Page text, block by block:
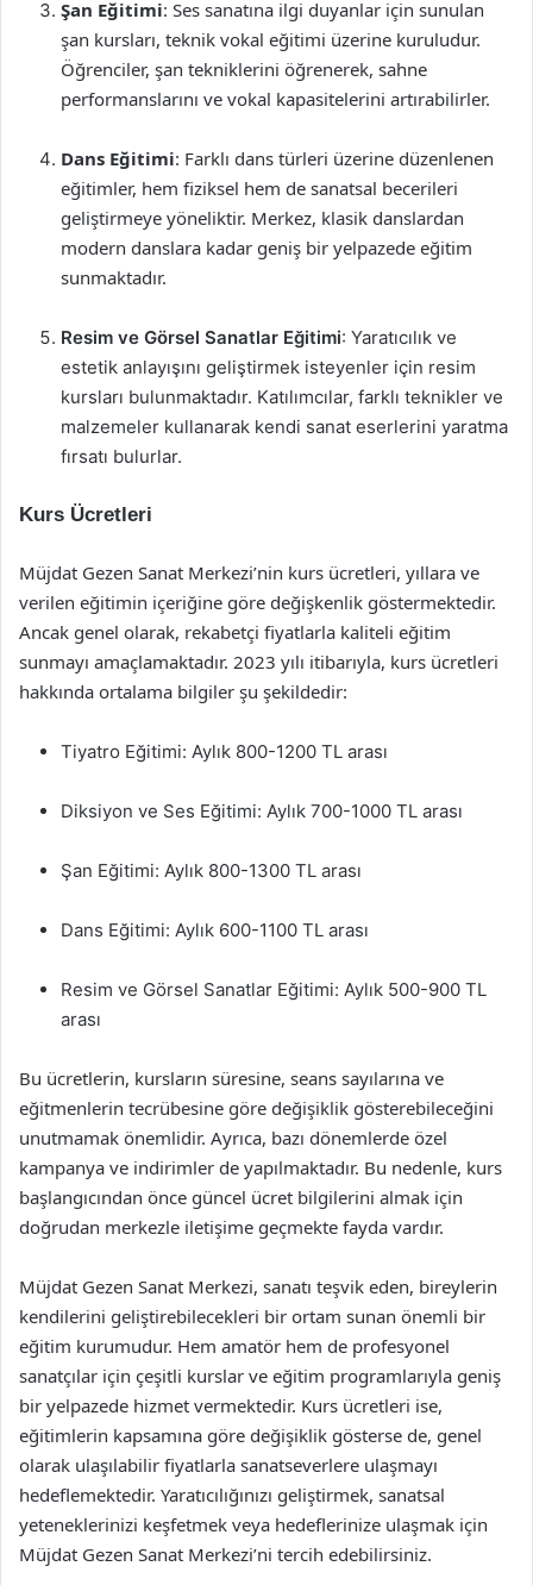
Şan Eğitimi: Ses sanatına ilgi duyanlar için sunulan
şan kursları, teknik vokal eğitimi üzerine kuruludur.
Öğrenciler, şan tekniklerini öğrenerek, sahne
performanslarını ve vokal kapasitelerini artırabilirler.
Dans Eğitimi: Farklı dans türleri üzerine düzenlenen
eğitimler, hem fiziksel hem de sanatsal becerileri
geliştirmeye yöneliktir. Merkez, klasik danslardan
modern danslara kadar geniş bir yelpazede eğitim
sunmaktadır.
Resim ve Görsel Sanatlar Eğitimi: Yaratıcılık ve
estetik anlayışını geliştirmek isteyenler için resim
kursları bulunmaktadır. Katılımcılar, farklı teknikler ve
malzemeler kullanarak kendi sanat eserlerini yaratma
fırsatı bulurlar.
Kurs Ücretleri
Müjdat Gezen Sanat Merkezi’nin kurs ücretleri, yıllara ve
verilen eğitimin içeriğine göre değişkenlik göstermektedir.
Ancak genel olarak, rekabetçi fiyatlarla kaliteli eğitim
sunmayı amaçlamaktadır. 2023 yılı itibarıyla, kurs ücretleri
hakkında ortalama bilgiler şu şekildedir:
Tiyatro Eğitimi: Aylık 800-1200 TL arası
Diksiyon ve Ses Eğitimi: Aylık 700-1000 TL arası
Şan Eğitimi: Aylık 800-1300 TL arası
Dans Eğitimi: Aylık 600-1100 TL arası
Resim ve Görsel Sanatlar Eğitimi: Aylık 500-900 TL
arası
Bu ücretlerin, kursların süresine, seans sayılarına ve
eğitmenlerin tecrübesine göre değişiklik gösterebileceğini
unutmamak önemlidir. Ayrıca, bazı dönemlerde özel
kampanya ve indirimler de yapılmaktadır. Bu nedenle, kurs
başlangıcından önce güncel ücret bilgilerini almak için
doğrudan merkezle iletişime geçmekte fayda vardır.
Müjdat Gezen Sanat Merkezi, sanatı teşvik eden, bireylerin
kendilerini geliştirebilecekleri bir ortam sunan önemli bir
eğitim kurumudur. Hem amatör hem de profesyonel
sanatçılar için çeşitli kurslar ve eğitim programlarıyla geniş
bir yelpazede hizmet vermektedir. Kurs ücretleri ise,
eğitimlerin kapsamına göre değişiklik gösterse de, genel
olarak ulaşılabilir fiyatlarla sanatseverlere ulaşmayı
hedeflemektedir. Yaratıcılığınızı geliştirmek, sanatsal
yeteneklerinizi keşfetmek veya hedeflerinize ulaşmak için
Müjdat Gezen Sanat Merkezi’ni tercih edebilirsiniz.